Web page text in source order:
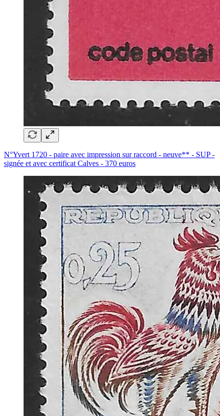
N°Yvert 1720 - paire avec impression sur raccord - neuve** - SUP -
signée et avec certificat Calves - 370 euros